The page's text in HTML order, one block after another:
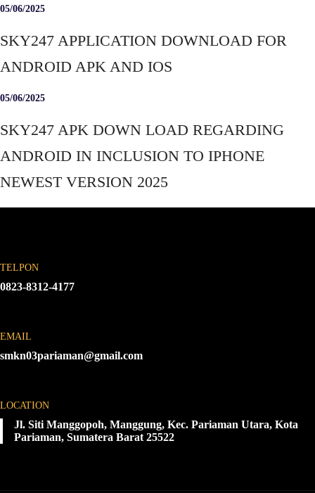
05/06/2025
SKY247 APPLICATION DOWNLOAD FOR
ANDROID APK AND IOS
05/06/2025
SKY247 APK DOWN LOAD REGARDING
ANDROID IN INCLUSION TO IPHONE
NEWEST VERSION 2025
TELPON
0823-8312-4177
EMAIL
smkn03pariaman@gmail.com
LOCATION
Jl. Siti Manggopoh, Manggung, Kec. Pariaman Utara, Kota
Pariaman, Sumatera Barat 25522